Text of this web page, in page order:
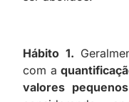
Hábito 1.
com a
valores pequenos